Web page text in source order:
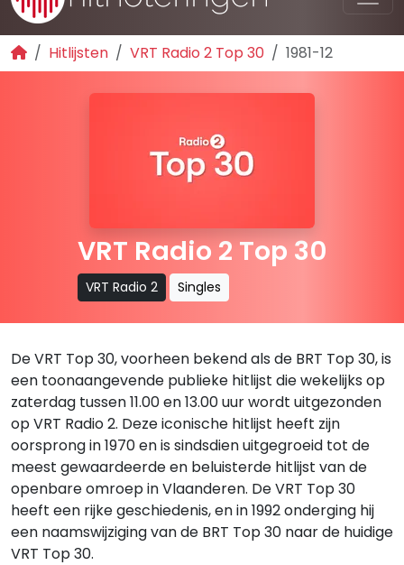
Hitlijsten VRT Radio 2 Top 30 1981-12
VRT Radio 2 Top 30
VRT Radio 2 Singles
De VRT Top 30, voorheen bekend als de BRT Top 30, is
een toonaangevende publieke hitlijst die wekelijks op
zaterdag tussen 11.00 en 13.00 uur wordt uitgezonden
op VRT Radio 2. Deze iconische hitlijst heeft zijn
oorsprong in 1970 en is sindsdien uitgegroeid tot de
meest gewaardeerde en beluisterde hitlijst van de
openbare omroep in Vlaanderen. De VRT Top 30
heeft een rijke geschiedenis, en in 1992 onderging hij
een naamswijziging van de BRT Top 30 naar de huidige
VRT Top 30.